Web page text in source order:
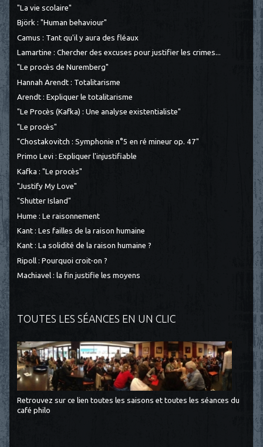
"La vie scolaire"
Björk : "Human behaviour"
Camus : Tant qu'il y aura des fléaux
Lamartine : Chercher des excuses pour justifier les crimes...
"Le procès de Nuremberg"
Hannah Arendt : Totalitarisme
Arendt : Expliquer le totalitarisme
"Le Procès (Kafka) : Une analyse existentialiste"
"Le procès"
"Chostakovitch : Symphonie n°5 en ré mineur op. 47"
Primo Levi : Expliquer l'injustifiable
Kafka : "Le procès"
"Justify My Love"
"Shutter Island"
Hume : Le raisonnement
Kant : Les failles de la raison humaine
Kant : La solidité de la raison humaine ?
Ripoll : Pourquoi croit-on ?
Machiavel : la fin justifie les moyens
TOUTES LES SÉANCES EN UN CLIC
Retrouvez sur ce lien toutes les saisons et toutes les séances du
café philo